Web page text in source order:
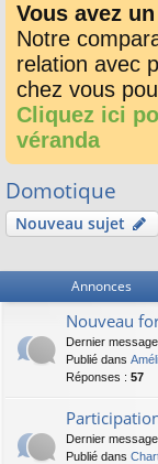
ci s
Vous avez
Notre
relation avec
chez vous
Cliquez ici
véranda
Domotique
Nouveau sujet
Annonces
Nouveau
Dernier
Publié dans
Réponses : 57
Dernier
Publié dans